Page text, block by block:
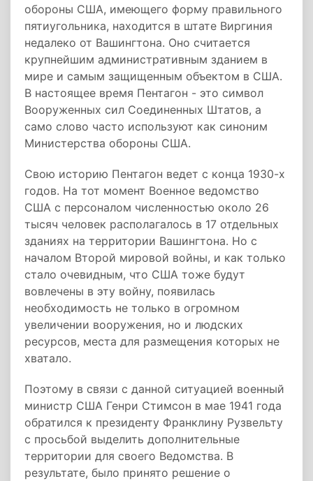
обороны США, имеющего форму правильного
пятиугольника, находится в штате Виргиния
недалеко от Вашингтона. Оно считается
крупнейшим административным зданием в
мире и самым защищенным объектом в США.
В настоящее время Пентагон - это символ
Вооруженных сил Соединенных Штатов, а
само слово часто используют как синоним
Министерства обороны США.
Свою историю Пентагон ведет с конца 1930-х
годов. На тот момент Военное ведомство
США с персоналом численностью около 26
тысяч человек располагалось в 17 отдельных
зданиях на территории Вашингтона. Но с
началом Второй мировой войны, и как только
стало очевидным, что США тоже будут
вовлечены в эту войну, появилась
необходимость не только в огромном
увеличении вооружения, но и людских
ресурсов, места для размещения которых не
хватало.
Поэтому в связи с данной ситуацией военный
министр США Генри Стимсон в мае 1941 года
обратился к президенту Франклину Рузвельту
с просьбой выделить дополнительные
территории для своего Ведомства. В
результате, было принято решение о